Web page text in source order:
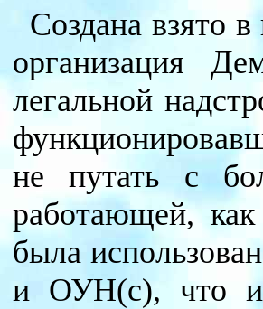
Создана взято
организация
легальной
не путать с
работающей,
была
и ОУН(с), что и